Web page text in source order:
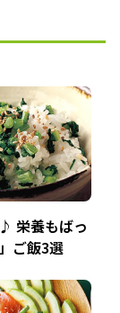
栄養もばっ
ご飯3選